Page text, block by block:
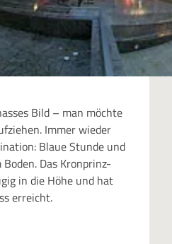
Bild – man möchte
Immer wieder
Blaue Stunde und
Das Kronprinz-
in die Höhe und hat
erreicht.